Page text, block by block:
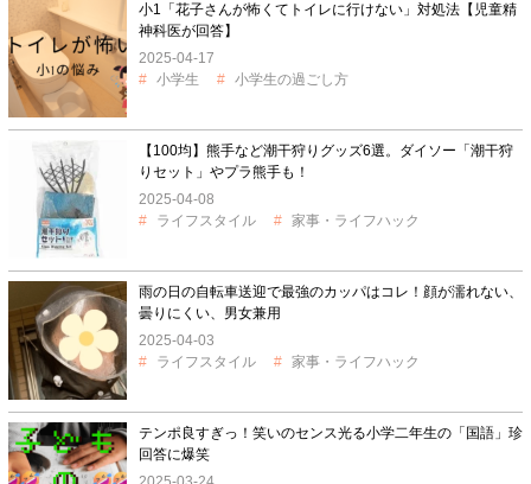
小1「花子さんが怖くてトイレに行けない」対処法【児童精
神科医が回答】
2025-04-17
小学生
小学生の過ごし方
【100均】熊手など潮干狩りグッズ6選。ダイソー「潮干狩
りセット」やプラ熊手も！
2025-04-08
ライフスタイル
家事・ライフハック
雨の日の自転車送迎で最強のカッパはコレ！顔が濡れない、
曇りにくい、男女兼用
2025-04-03
ライフスタイル
家事・ライフハック
テンポ良すぎっ！笑いのセンス光る小学二年生の「国語」珍
回答に爆笑